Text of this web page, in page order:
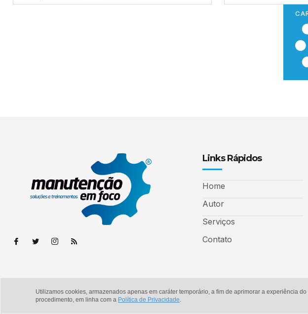
Links Rápidos
Home
Autor
Serviços
Contato
© Copyright 2026 - Manutenção em Foco
Utilizamos cookies, armazenados apenas em caráter temporário, a fim de aprimorar a experiência
procedimento, em linha com a Política de Privacidade.